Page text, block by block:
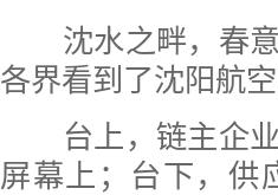
沈水之畔，春意
各界看到了沈阳航
台上，链主企业
屏幕上；台下，供